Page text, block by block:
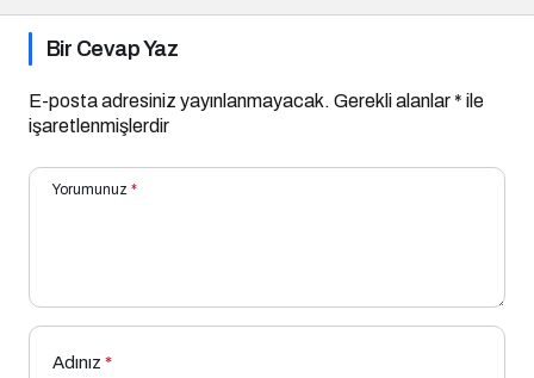
Bir Cevap Yaz
E-posta adresiniz yayınlanmayacak. Gerekli alanlar* ile
işaretlenmişlerdir
Yorumunuz *
Adınız *